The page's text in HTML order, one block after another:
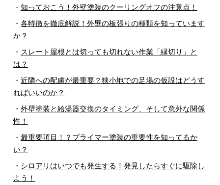
・ 知っておこう！外壁塗装のクーリングオフの注意点！
・ 各特徴を徹底解説！外壁の板張りの種類を知っています
か？
・ スレート屋根とは切っても切れない作業「縁切り」と
は？
・ 近隣への配慮が最重要？狭小地での足場の仮設はどうす
ればいいのか？
・ 外壁塗装と給湯器交換のタイミング、そして意外な関係
性！
・ 最重要項目！？プライマー塗装の重要性を知ってるか
い？
・ シロアリはいつでも発生する！発見したらすぐに駆除し
よう！